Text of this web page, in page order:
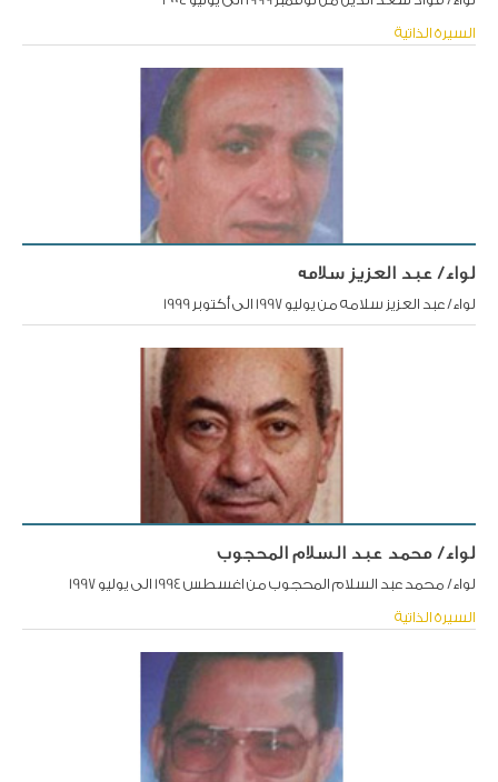
السيرة الذاتية
لواء/ عبد العزيز سلامه
لواء/ عبد العزيز سلامه من يوليو 1997 الى أكتوبر 1999
لواء/ محمد عبد السلام المحجوب
لواء/ محمد عبد السلام المحجوب من اغسطس 1994 الى يوليو 1997
السيرة الذاتية